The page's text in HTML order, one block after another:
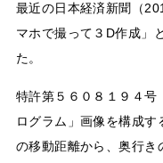
最近の日本経済新聞（
マホで撮って３D作成」
た。
特許第５６０８１９４号
ログラム」画像を構成
の移動距離から、奥行き